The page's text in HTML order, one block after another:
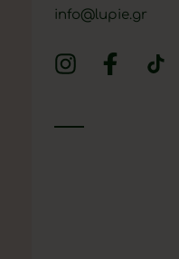
info@lupie.gr